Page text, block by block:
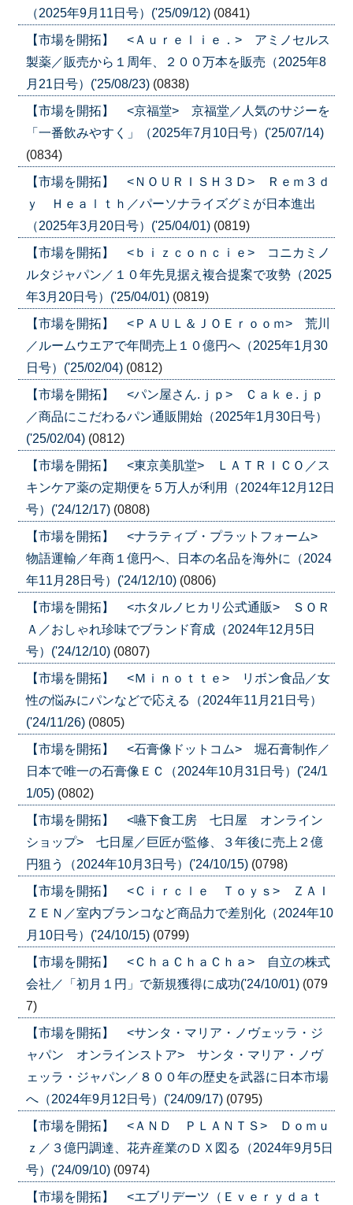
（2025年9月11日号）('25/09/12) (0841)
【市場を開拓】 <Ａｕｒｅｌｉｅ．> アミノセルス
製薬／販売から１周年、２００万本を販売（2025年8
月21日号）('25/08/23) (0838)
【市場を開拓】 <京福堂> 京福堂／人気のサジーを
「一番飲みやすく」（2025年7月10日号）('25/07/14)
(0834)
【市場を開拓】 <ＮＯＵＲＩＳＨ３Ｄ> Ｒｅｍ３ｄ
ｙ Ｈｅａｌｔｈ／パーソナライズグミが日本進出
（2025年3月20日号）('25/04/01) (0819)
【市場を開拓】 <ｂｉｚｃｏｎｃｉｅ> コニカミノ
ルタジャパン／１０年先見据え複合提案で攻勢（2025
年3月20日号）('25/04/01) (0819)
【市場を開拓】 <ＰＡＵＬ＆ＪＯＥｒｏｏｍ> 荒川
／ルームウエアで年間売上１０億円へ（2025年1月30
日号）('25/02/04) (0812)
【市場を開拓】 <パン屋さん.ｊｐ> Ｃａｋｅ.ｊｐ
／商品にこだわるパン通販開始（2025年1月30日号）
('25/02/04) (0812)
【市場を開拓】 <東京美肌堂> ＬＡＴＲＩＣＯ／ス
キンケア薬の定期便を５万人が利用（2024年12月12日
号）('24/12/17) (0808)
【市場を開拓】 <ナラティブ・プラットフォーム>
物語運輸／年商１億円へ、日本の名品を海外に（2024
年11月28日号）('24/12/10) (0806)
【市場を開拓】 <ホタルノヒカリ公式通販> ＳＯＲ
Ａ／おしゃれ珍味でブランド育成（2024年12月5日
号）('24/12/10) (0807)
【市場を開拓】 <Ｍｉｎｏｔｔｅ> リボン食品／女
性の悩みにパンなどで応える（2024年11月21日号）
('24/11/26) (0805)
【市場を開拓】 <石膏像ドットコム> 堀石膏制作／
日本で唯一の石膏像ＥＣ（2024年10月31日号）('24/1
1/05) (0802)
【市場を開拓】 <嚥下食工房 七日屋 オンライン
ショップ> 七日屋／巨匠が監修、３年後に売上２億
円狙う（2024年10月3日号）('24/10/15) (0798)
【市場を開拓】 <Ｃｉｒｃｌｅ Ｔｏｙｓ> ＺＡＩ
ＺＥＮ／室内ブランコなど商品力で差別化（2024年10
月10日号）('24/10/15) (0799)
【市場を開拓】 <ＣｈａＣｈａＣｈａ> 自立の株式
会社／「初月１円」で新規獲得に成功('24/10/01) (079
7)
【市場を開拓】 <サンタ・マリア・ノヴェッラ・ジ
ャパン オンラインストア> サンタ・マリア・ノヴ
ェッラ・ジャパン／８００年の歴史を武器に日本市場
へ（2024年9月12日号）('24/09/17) (0795)
【市場を開拓】 <ＡＮＤ ＰＬＡＮＴＳ> Ｄｏｍｕ
ｚ／３億円調達、花卉産業のＤＸ図る（2024年9月5日
号）('24/09/10) (0974)
【市場を開拓】 <エブリデーツ（Ｅｖｅｒｙｄａｔ